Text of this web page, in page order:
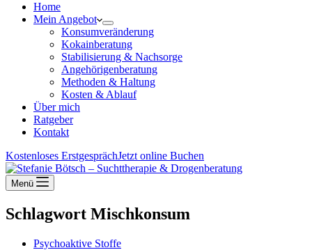
Home
Mein Angebot
Konsumveränderung
Kokainberatung
Stabilisierung & Nachsorge
Angehörigenberatung
Methoden & Haltung
Kosten & Ablauf
Über mich
Ratgeber
Kontakt
Kostenloses ErstgesprächJetzt online Buchen
Menü
Schlagwort Mischkonsum
Psychoaktive Stoffe